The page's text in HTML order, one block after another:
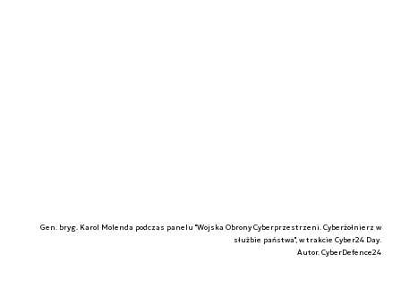
Gen. bryg. Karol Molenda podczas panelu "Wojska Obrony Cyberprzestrzeni. Cyberżołnierz w
służbie państwa", w trakcie Cyber24 Day.
Autor. CyberDefence24